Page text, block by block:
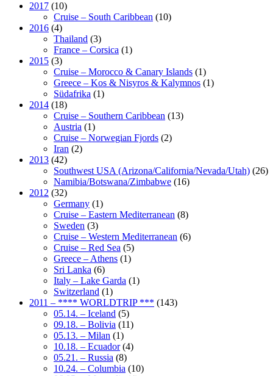
2017 (10)
Cruise – South Caribbean (10)
2016 (4)
Thailand (3)
France – Corsica (1)
2015 (3)
Cruise – Morocco & Canary Islands (1)
Greece – Kos & Nisyros & Kalymnos (1)
Südafrika (1)
2014 (18)
Cruise – Southern Caribbean (13)
Austria (1)
Cruise – Norwegian Fjords (2)
Iran (2)
2013 (42)
Southwest USA (Arizona/California/Nevada/Utah) (26)
Namibia/Botswana/Zimbabwe (16)
2012 (32)
Germany (1)
Cruise – Eastern Mediterranean (8)
Sweden (3)
Cruise – Western Mediterranean (6)
Cruise – Red Sea (5)
Greece – Athens (1)
Sri Lanka (6)
Italy – Lake Garda (1)
Switzerland (1)
2011 – **** WORLDTRIP *** (143)
05.14. – Iceland (5)
09.18. – Bolivia (11)
05.13. – Milan (1)
10.18. – Ecuador(4)
05.21. – Russia (8)
10.24. – Columbia (10)